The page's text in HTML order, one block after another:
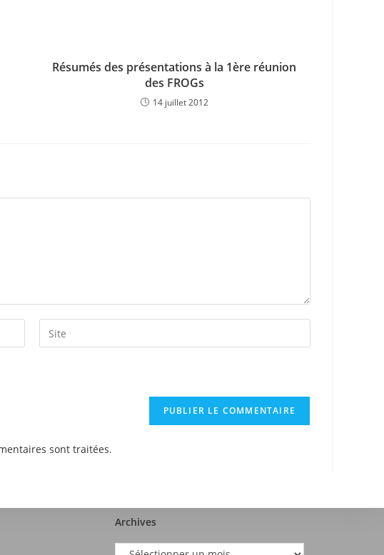
Résumés des présentations à la 1ère réunion
des FROGs
14 juillet 2012
sont traitées.
Archives